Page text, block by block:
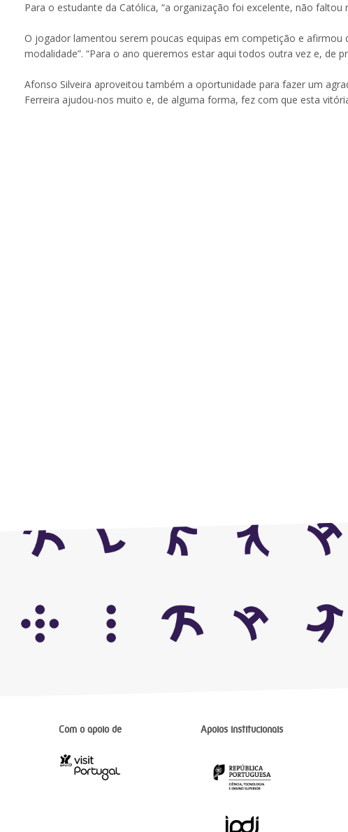
Para o estudante da Católica, “a organização foi excelente, não faltou
O jogador lamentou serem poucas equipas em competição e afirmou
modalidade”. “Para o ano queremos estar aqui todos outra vez e, de
Afonso Silveira aproveitou também a oportunidade para fazer um
Ferreira ajudou-nos muito e, de alguma forma, fez com que esta
Com o apoio de Apoios institucionais